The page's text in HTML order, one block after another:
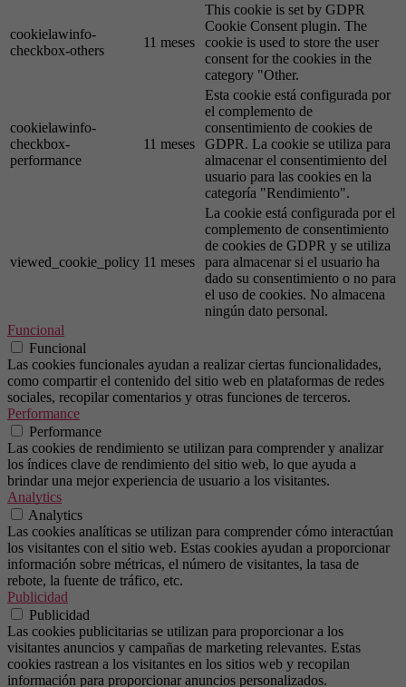
cookielawinfo-
checkbox-others
11 meses
This cookie is set by GDPR
Cookie Consent plugin. The
cookie is used to store the user
consent for the cookies in the
category "Other.
cookielawinfo-
checkbox-
performance
11 meses
Esta cookie está configurada por
el complemento de
consentimiento de cookies de
GDPR. La cookie se utiliza para
almacenar el consentimiento del
usuario para las cookies en la
categoría "Rendimiento".
viewed_cookie_policy 11 meses
La cookie está configurada por el
complemento de consentimiento
de cookies de GDPR y se utiliza
para almacenar si el usuario ha
dado su consentimiento o no para
el uso de cookies. No almacena
ningún dato personal.
Funcional
Funcional
Las cookies funcionales ayudan a realizar ciertas funcionalidades,
como compartir el contenido del sitio web en plataformas de redes
sociales, recopilar comentarios y otras funciones de terceros.
Performance
Performance
Las cookies de rendimiento se utilizan para comprender y analizar
los índices clave de rendimiento del sitio web, lo que ayuda a
brindar una mejor experiencia de usuario a los visitantes.
Analytics
Analytics
Las cookies analíticas se utilizan para comprender cómo interactúan
los visitantes con el sitio web. Estas cookies ayudan a proporcionar
información sobre métricas, el número de visitantes, la tasa de
rebote, la fuente de tráfico, etc.
Publicidad
Publicidad
Las cookies publicitarias se utilizan para proporcionar a los
visitantes anuncios y campañas de marketing relevantes. Estas
cookies rastrean a los visitantes en los sitios web y recopilan
información para proporcionar anuncios personalizados.